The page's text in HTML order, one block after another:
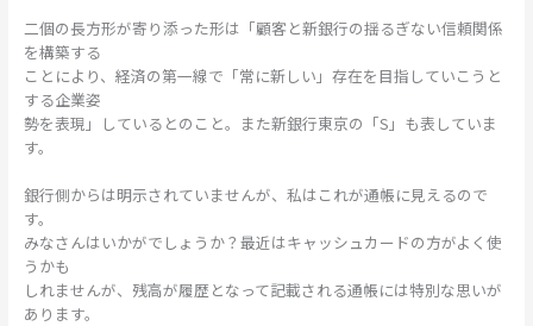
二個の長方形が寄り添った形は「顧客と新銀行の揺るぎない信頼関係
を構築する
ことにより、経済の第一線で「常に新しい」存在を目指していこうと
する企業姿
勢を表現」しているとのこと。また新銀行東京の「S」も表していま
す。
銀行側からは明示されていませんが、私はこれが通帳に見えるので
す。
みなさんはいかがでしょうか？最近はキャッシュカードの方がよく使
うかも
しれませんが、残高が履歴となって記載される通帳には特別な思いが
あります。